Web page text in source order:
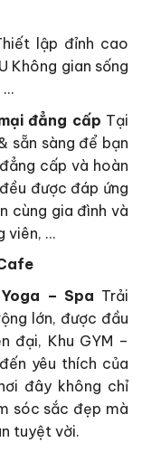
lập đỉnh cao
Không gian sống
…
đẳng cấp Tại
sẵn sàng để bạn
cấp và hoàn
được đáp ứng
cùng gia đình và
viên, …
– Spa Trải
lớn, được đầu
đại, Khu GYM –
yêu thích của
đây không chỉ
sóc sắc đẹp mà
tuyệt vời.